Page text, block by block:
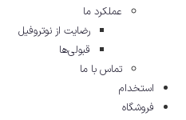
عملکرد ما
رضایت از نوتروفیل
قبولی‌ها
تماس با ما
استخدام
فروشگاه